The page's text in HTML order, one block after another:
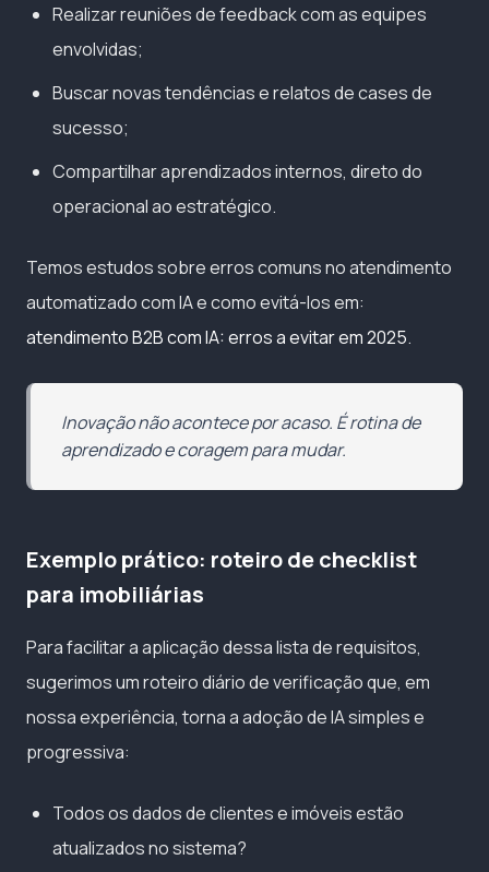
Realizar reuniões de feedback com as equipes
envolvidas;
Buscar novas tendências e relatos de cases de
sucesso;
Compartilhar aprendizados internos, direto do
operacional ao estratégico.
Temos estudos sobre erros comuns no atendimento
automatizado com IA e como evitá-los em:
atendimento B2B com IA: erros a evitar em 2025.
Inovação não acontece por acaso. É rotina de
aprendizado e coragem para mudar.
Exemplo prático: roteiro de checklist
para imobiliárias
Para facilitar a aplicação dessa lista de requisitos,
sugerimos um roteiro diário de verificação que, em
nossa experiência, torna a adoção de IA simples e
progressiva:
Todos os dados de clientes e imóveis estão
atualizados no sistema?